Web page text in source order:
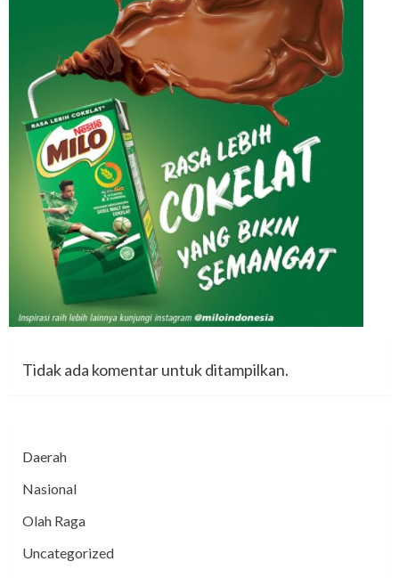
Tidak ada komentar untuk ditampilkan.
Daerah
Nasional
Olah Raga
Uncategorized